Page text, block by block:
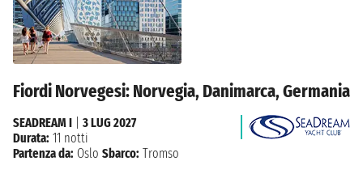
Fiordi Norvegesi: Norvegia, Danimarca, Germania
SEADREAM I
3 LUG 2027
Durata: 11 notti
Partenza da: Oslo Sbarco: Tromso